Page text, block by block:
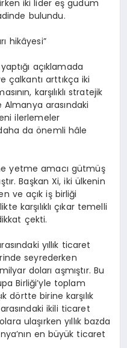
iki lider eş güdüm
bulundu.
hikâyesi”
açıklamada
çalkantı arttıkça iki
karşılıklı stratejik
arasındaki
ilerlemeler
da önemli hâle
yetme amacı gütmüş
Başkan Xi, iki ülkenin
ve açık iş birliği
karşılıklı çıkar temelli
çekti.
yıllık ticaret
seyrederken
doları aşmıştır. Bu
Birliği’yle toplam
dörtte birine karşılık
ikili ticaret
ulaşırken yıllık bazda
en büyük ticaret